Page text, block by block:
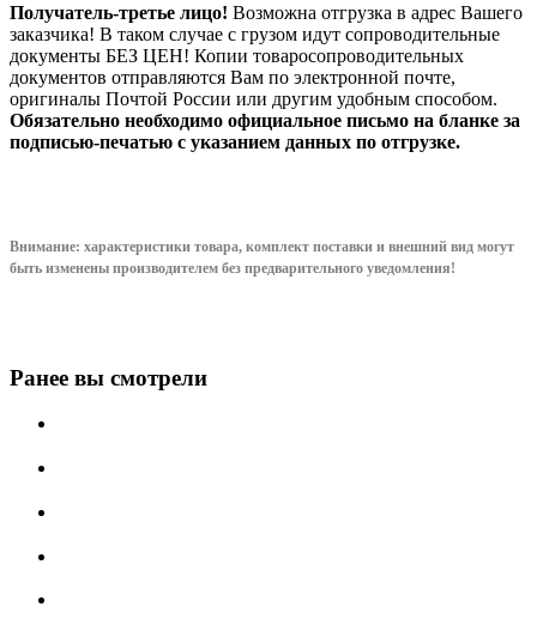
Получатель-третье лицо! Возможна отгрузка в адрес Вашего
заказчика! В таком случае с грузом идут сопроводительные
документы БЕЗ ЦЕН! Копии товаросопроводительных
документов отправляются Вам по электронной почте,
оригиналы Почтой России или другим удобным способом.
Обязательно необходимо официальное письмо на бланке за
подписью-печатью с указанием данных по отгрузке.
Внимание: характеристики товара, комплект поставки и внешний вид могут
быть изменены производителем без предварительного уведомления!
Ранее вы смотрели